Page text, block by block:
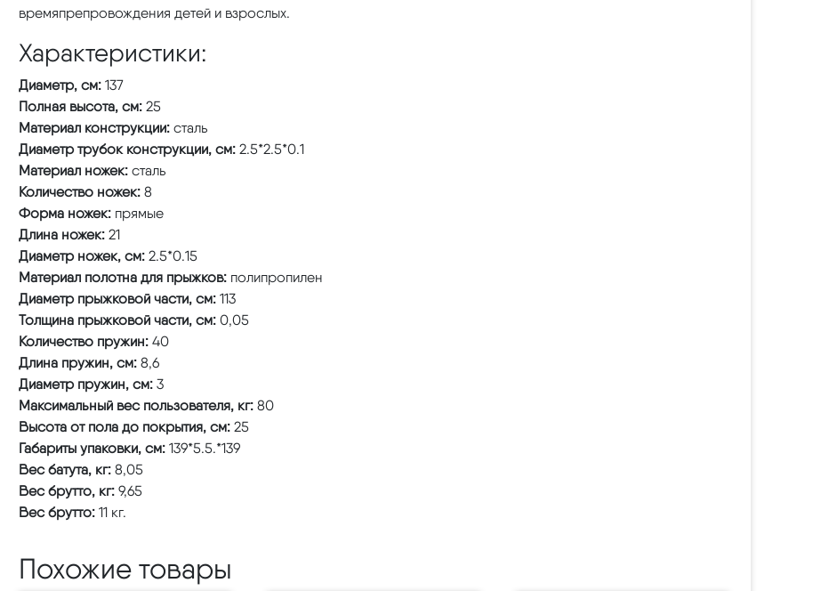
времяпрепровождения детей и взрослых.
Характеристики:
Диаметр, см: 137
Полная высота, см: 25
Материал конструкции: сталь
Диаметр трубок конструкции, см: 2.5*2.5*0.1
Материал ножек: сталь
Количество ножек: 8
Форма ножек: прямые
Длина ножек: 21
Диаметр ножек, см: 2.5*0.15
Материал полотна для прыжков: полипропилен
Диаметр прыжковой части, см: 113
Толщина прыжковой части, см: 0,05
Количество пружин: 40
Длина пружин, см: 8,6
Диаметр пружин, см: 3
Максимальный вес пользователя, кг: 80
Высота от пола до покрытия, см: 25
Габариты упаковки, см: 139*5.5.*139
Вес батута, кг: 8,05
Вес брутто, кг: 9,65
Вес брутто: 11 кг.
Похожие товары